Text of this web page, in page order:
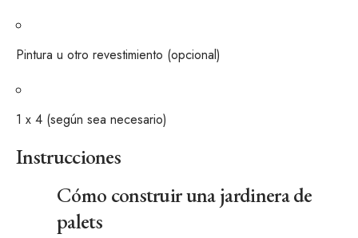
Pintura u otro revestimiento (opcional)
1 x 4 (según sea necesario)
Instrucciones
Cómo construir una jardinera de
palets